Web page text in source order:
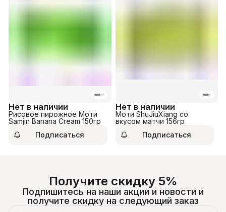
Нет в наличии
Рисовое пирожное Моти
Samjin Banana Cream 150гр
Подписаться
Нет в наличии
Моти ShuJiuXiang со
вкусом матчи 156гр
Подписаться
Получите скидку 5%
Подпишитесь на наши акции и новости и
получите скидку на следующий заказ